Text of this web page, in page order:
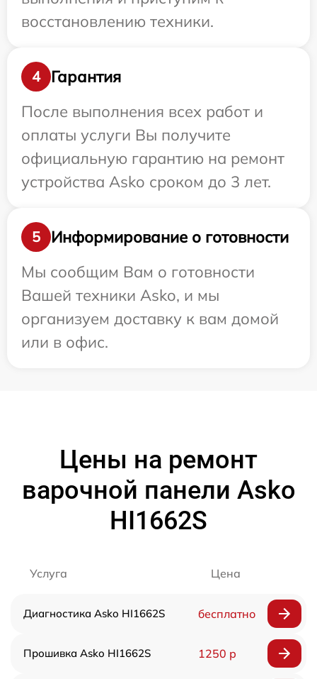
восстановлению техники.
4
Гарантия
После выполнения всех работ и
оплаты услуги Вы получите
официальную гарантию на ремонт
устройства Asko сроком до 3 лет.
5
Информирование о готовности
Мы сообщим Вам о готовности
Вашей техники Asko, и мы
организуем доставку к вам домой
или в офис.
Цены на ремонт
варочной панели Asko
HI1662S
Услуга Цена
Диагностика Asko HI1662S бесплатно
Прошивка Asko HI1662S 1250 р